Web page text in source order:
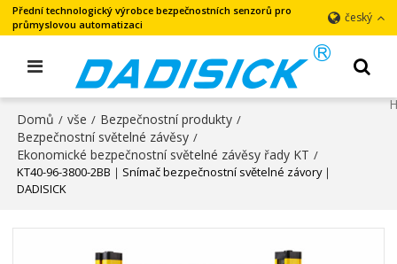
Přední technologický výrobce bezpečnostních senzorů pro
průmyslovou automatizaci
český
Domů / vše / Bezpečnostní produkty /
Bezpečnostní světelné závěsy /
Ekonomické bezpečnostní světelné závěsy řady KT /
KT40-96-3800-2BB｜Snímač bezpečnostní světelné závory｜
DADISICK